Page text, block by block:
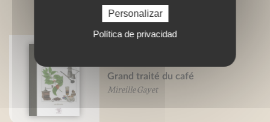
LIVRES ASSOCIÉS
Grand traité du café
Mireille Gayet
Personalizar
Política de privacidad